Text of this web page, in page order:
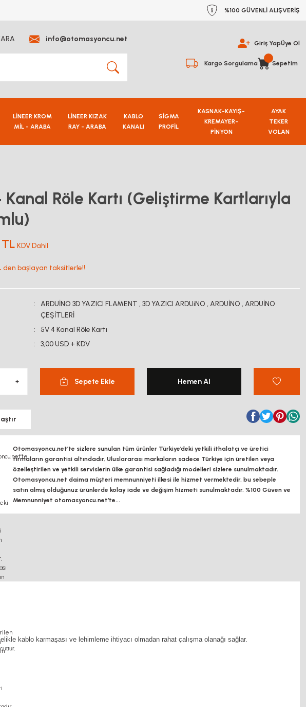
%100 GÜVENLİ ALIŞVERİŞ
info@otomasyoncu.net Giriş YapÜye Ol
Kargo Sorgulama Sepetim
LİNEER KROM
MİL - ARABA
LİNEER KIZAK
RAY - ARABA
KABLO
KANALI
SİGMA
PROFİL
KASNAK-KAYIŞ-
KREMAYER-
PİNYON
AYAK
TEKER
VOLAN
Kanal Röle Kartı (Geliştirme Kartlarıyla
KDV Dahil
den başlayan taksitlerle!!
ARDUİNO 3D YAZICI FLAMENT , 3D YAZICI ARDUiNO , ARDUİNO , ARDUİNO
ÇEŞİTLERİ
5V 4 Kanal Röle Kartı
3,00 USD + KDV
Sepete Ekle Hemen Al
Otomasyoncu.net’te sizlere sunulan tüm ürünler Türkiye’deki yetkili ithalatçı ve üretici
firmaların garantisi altındadır, Uluslararası markaların sadece Türkiye için üretilen veya
özelleştirilen ve yetkili servislerin ülke garantisi sağladığı modelleri sizlere sunulmaktadır.
Otomasyoncu.net daima müşteri memnunniyeti ilkesi ile hizmet vermektedir. bu sebeple
satın almış olduğunuz ürünlerde kolay iade ve değişim hizmeti sunulmaktadır. %100 Güven ve
Memnunniyet otomasyoncu.net’te...
kablo karmaşası ve lehimleme ihtiyacı olmadan rahat çalışma olanağı sağlar.